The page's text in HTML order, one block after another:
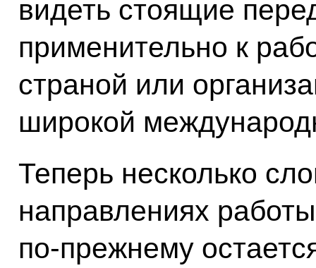
видеть стоящие
применительно к
страной или
широкой
Теперь несколько
направлениях
по‑прежнему